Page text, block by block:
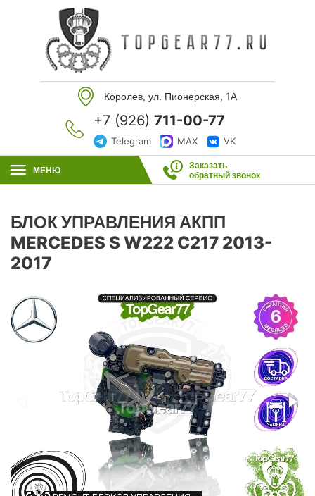
Королев, ул. Пионерская, 1А
+7 (926) 711-00-77
Telegram MAX VK
МЕНЮ
Заказать
обратный звонок
БЛОК УПРАВЛЕНИЯ АКПП
MERCEDES S W222 C217 2013-
2017